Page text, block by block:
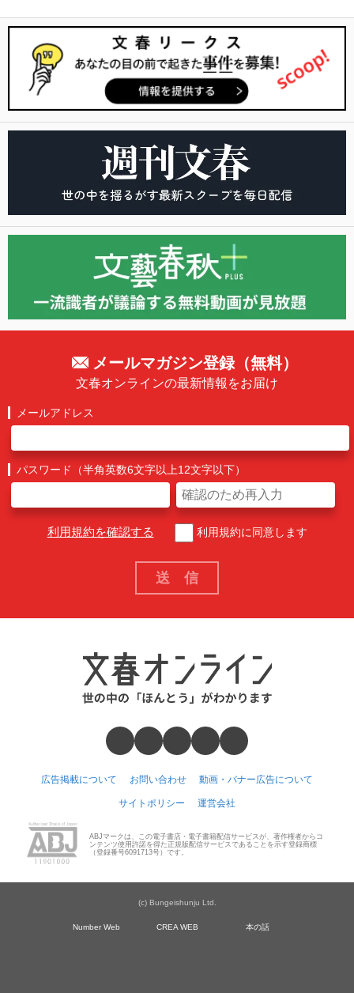
メールマガジン登録（無料）
文春オンラインの最新情報をお届け
メールアドレス
パスワード（半角英数6文字以上12文字以下）
利用規約を確認する 利用規約に同意します
広告掲載について お問い合わせ 動画・バナー広告について
サイトポリシー 運営会社
ABJマークは、この電子書店・電子書籍配信サービスが、著作権者からコ
ンテンツ使用許諾を得た正規版配信サービスであることを示す登録商標
（登録番号6091713号）です。
(c) Bungeishunju Ltd.
Number Web CREA WEB 本の話